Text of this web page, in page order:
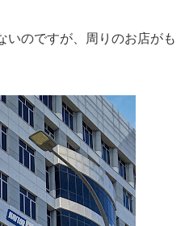
いのですが、周りのお店がも